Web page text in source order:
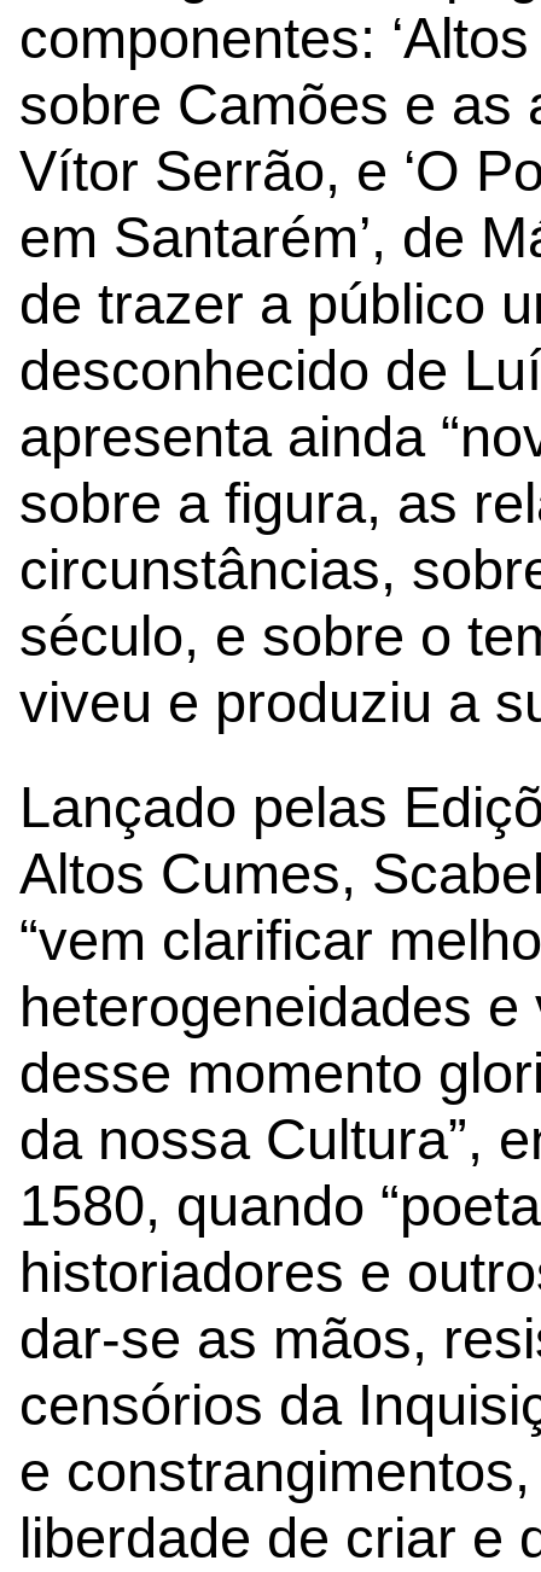
componentes:
sobre Camões e as
Vítor Serrão, e ‘O
em Santarém’, de
de trazer a público
desconhecido de
apresenta ainda
sobre a figura, as
circunstâncias,
século, e sobre o
viveu e produziu a
Lançado pelas
Altos Cumes,
“vem clarificar
heterogeneidades
desse momento
da nossa Cultura”,
1580, quando
historiadores e
dar-se as mãos,
censórios da
e
liberdade de criar e